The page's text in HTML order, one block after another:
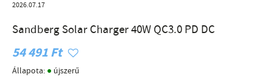
2026.07.17
Sandberg Solar Charger 40W QC3.0 PD DC
54 491 Ft
Állapota: ● újszerű